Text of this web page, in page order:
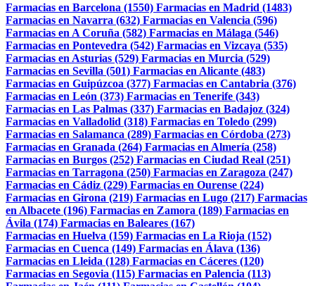
Farmacias en Barcelona (1550) Farmacias en Madrid (1483)
Farmacias en Navarra (632) Farmacias en Valencia (596)
Farmacias en A Coruña (582) Farmacias en Málaga (546)
Farmacias en Pontevedra (542) Farmacias en Vizcaya (535)
Farmacias en Asturias (529) Farmacias en Murcia (529)
Farmacias en Sevilla (501) Farmacias en Alicante (483)
Farmacias en Guipúzcoa (377) Farmacias en Cantabria (376)
Farmacias en León (373) Farmacias en Tenerife (343)
Farmacias en Las Palmas (337) Farmacias en Badajoz (324)
Farmacias en Valladolid (318) Farmacias en Toledo (299)
Farmacias en Salamanca (289) Farmacias en Córdoba (273)
Farmacias en Granada (264) Farmacias en Almería (258)
Farmacias en Burgos (252) Farmacias en Ciudad Real (251)
Farmacias en Tarragona (250) Farmacias en Zaragoza (247)
Farmacias en Cádiz (229) Farmacias en Ourense (224)
Farmacias en Girona (219) Farmacias en Lugo (217) Farmacias
en Albacete (196) Farmacias en Zamora (189) Farmacias en
Ávila (174) Farmacias en Baleares (167)
Farmacias en Huelva (159) Farmacias en La Rioja (152)
Farmacias en Cuenca (149) Farmacias en Álava (136)
Farmacias en Lleida (128) Farmacias en Cáceres (120)
Farmacias en Segovia (115) Farmacias en Palencia (113)